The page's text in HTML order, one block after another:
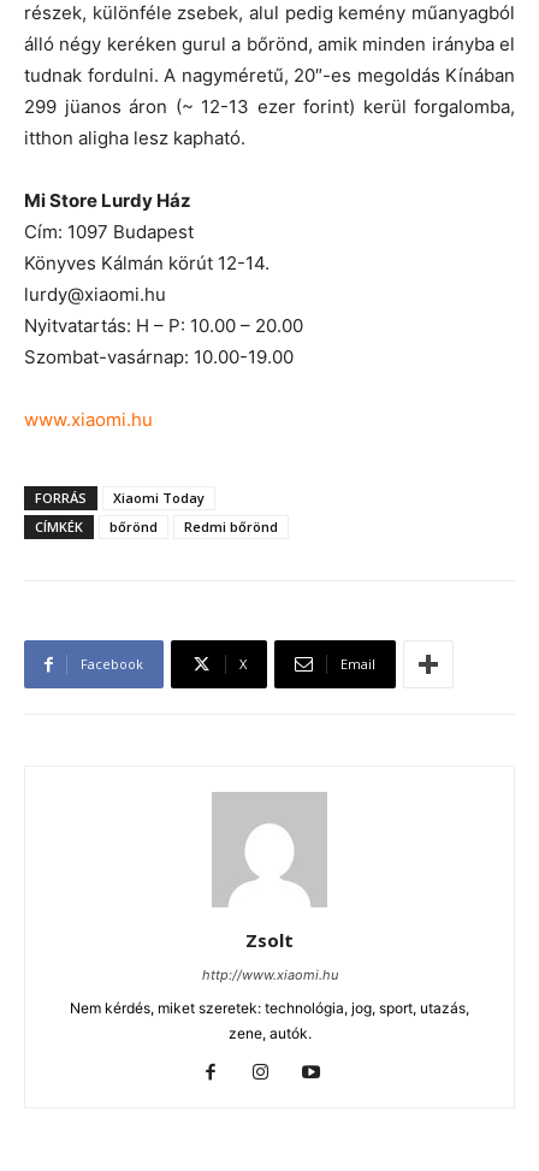
részek, különféle zsebek, alul pedig kemény műanyagból
álló négy keréken gurul a bőrönd, amik minden irányba el
tudnak fordulni. A nagyméretű, 20″-es megoldás Kínában
299 jüanos áron (~ 12-13 ezer forint) kerül forgalomba,
itthon aligha lesz kapható.
Mi Store Lurdy Ház
Cím: 1097 Budapest
Könyves Kálmán körút 12-14.
lurdy@xiaomi.hu
Nyitvatartás: H – P: 10.00 – 20.00
Szombat-vasárnap: 10.00-19.00
www.xiaomi.hu
FORRÁS
Xiaomi Today
CÍMKÉK
bőrönd Redmi bőrönd
Facebook X Email
Zsolt
http://www.xiaomi.hu
Nem kérdés, miket szeretek: technológia, jog, sport, utazás,
zene, autók.